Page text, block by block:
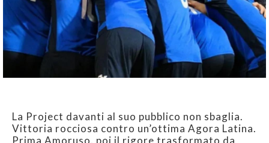
La Project davanti al suo pubblico non sbaglia.
Vittoria rocciosa contro un’ottima Agora Latina.